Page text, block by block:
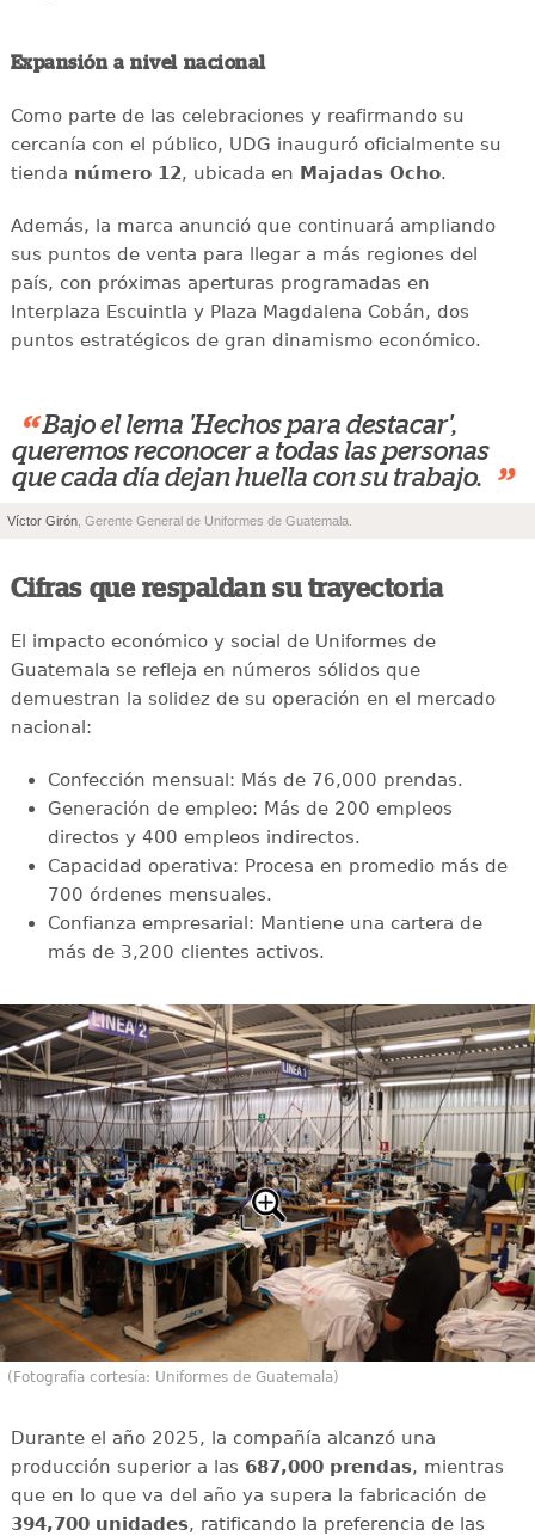
Expansión a nivel nacional
Como parte de las celebraciones y reafirmando su
cercanía con el público, UDG inauguró oficialmente su
tienda número 12, ubicada en Majadas Ocho.
Además, la marca anunció que continuará ampliando
sus puntos de venta para llegar a más regiones del
país, con próximas aperturas programadas en
Interplaza Escuintla y Plaza Magdalena Cobán, dos
puntos estratégicos de gran dinamismo económico.
“ Bajo el lema 'Hechos para destacar',
queremos reconocer a todas las personas
que cada día dejan huella con su trabajo.
”
Víctor Girón , Gerente General de Uniformes de Guatemala.
Cifras que respaldan su trayectoria
El impacto económico y social de Uniformes de
Guatemala se refleja en números sólidos que
demuestran la solidez de su operación en el mercado
nacional:
Confección mensual: Más de 76,000 prendas.
Generación de empleo: Más de 200 empleos
directos y 400 empleos indirectos.
Capacidad operativa: Procesa en promedio más de
700 órdenes mensuales.
Confianza empresarial: Mantiene una cartera de
más de 3,200 clientes activos.
(Fotografía cortesía: Uniformes de Guatemala)
Durante el año 2025, la compañía alcanzó una
producción superior a las 687,000 prendas, mientras
que en lo que va del año ya supera la fabricación de
394,700 unidades, ratificando la preferencia de las